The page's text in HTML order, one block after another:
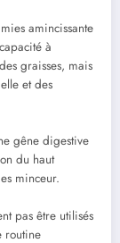
amincissante
à
graisses, mais
et des
gêne digestive
du haut
minceur.
pas être utilisés
routine